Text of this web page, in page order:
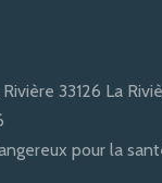
33126 La
pour la